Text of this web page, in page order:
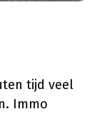
tijd veel
Immo